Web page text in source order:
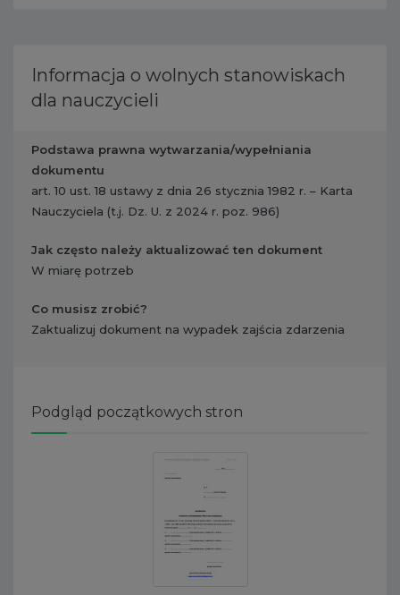
Informacja o wolnych stanowiskach
dla nauczycieli
Podstawa prawna wytwarzania/wypełniania
dokumentu
art. 10 ust. 18 ustawy z dnia 26 stycznia 1982 r. – Karta
Nauczyciela (t.j. Dz. U. z 2024 r. poz. 986)
Jak często należy aktualizować ten dokument
W miarę potrzeb
Co musisz zrobić?
​ Zaktualizuj dokument na wypadek zajścia zdarzenia
Podgląd początkowych stron